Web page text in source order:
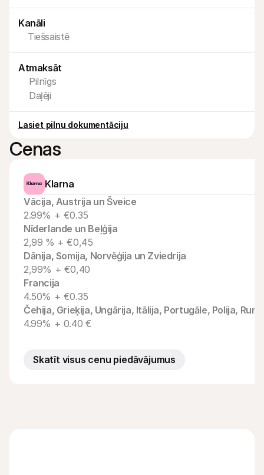
Kanāli
Tiešsaistē
Atmaksāt
Pilnīgs
Daļēji
Lasiet pilnu dokumentāciju
Cenas
Klarna
Vācija, Austrija un Šveice
2.99% + €0.35
Nīderlande un Beļģija
2,99 % + €0,45
Dānija, Somija, Norvēģija un Zviedrija
2,99% + €0,40
Francija
4.50% + €0.35
Čehija, Grieķija, Ungārija, Itālija, Portugāle, Polija,
4.99% + 0.40 €
Skatīt visus cenu piedāvājumus
Pievienojieties mūsu izstrādātāju kopienai
Par Mollie
Cenas
Skatīt mūsu cenas
Par mums
Uzziniet vairāk par mūsu stāstu un
vērtībām
Jaunumi
Lasiet jaunākās Mollie ziņas
Karjeras
Nāc strādāt pie mums – mēs
Pircējiem
Mollie klientiem
Sazinieties ar mūsu klientu atbalsta komandu
Sazinieties ar pārdošanas komandu
Atklājiet, kā mēs varam palīdzēt jūsu uzņēmumam